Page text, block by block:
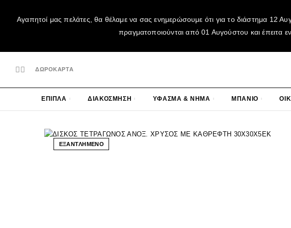
Αγαπητοί μας πελάτες, θα θέλαμε να σας ενημερώσουμε ότι για το διάστημα 12
πραγματοποιούνται από 01 Αυγούστου και έπειτα
ΔΩΡΟΚΑΡΤΑ
ΕΠΙΠΛΑ ΔΙΑΚΟΣΜΗΣΗ ΥΦΑΣΜΑ & ΝΗΜΑ ΜΠΑΝΙΟ
ΕΞΑΝΤΛΗΜΕΝΟ